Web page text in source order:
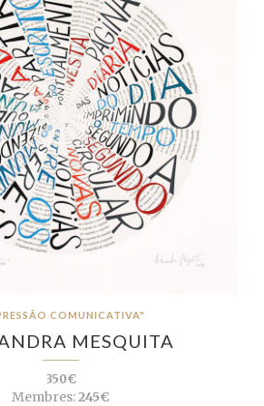
COMUNICATIVA"
MESQUITA
350€
Membres:245€